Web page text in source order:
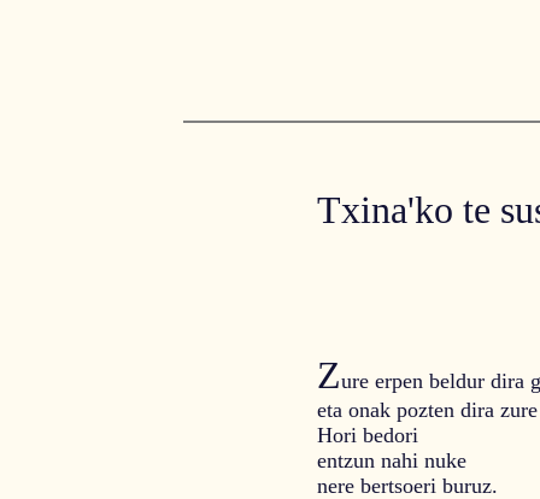
Txina'ko te
Zure erpen beldur dira
eta onak pozten dira
Hori bedori
entzun nahi nuke
nere bertsoeri buruz.